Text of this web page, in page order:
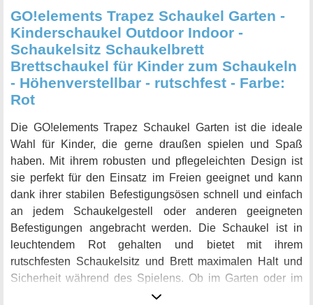
GO!elements Trapez Schaukel Garten -
Kinderschaukel Outdoor Indoor -
Schaukelsitz Schaukelbrett
Brettschaukel für Kinder zum Schaukeln
- Höhenverstellbar - rutschfest - Farbe:
Rot
Die GO!elements Trapez Schaukel Garten ist die ideale
Wahl für Kinder, die gerne draußen spielen und Spaß
haben. Mit ihrem robusten und pflegeleichten Design ist
sie perfekt für den Einsatz im Freien geeignet und kann
dank ihrer stabilen Befestigungsösen schnell und einfach
an jedem Schaukelgestell oder anderen geeigneten
Befestigungen angebracht werden. Die Schaukel ist in
leuchtendem Rot gehalten und bietet mit ihrem
rutschfesten Schaukelsitz und Brett maximalen Halt und
Sicherheit während des Spielens. Ob im Garten oder im
Kinderzimmer - die anpassbare Seillänge und die